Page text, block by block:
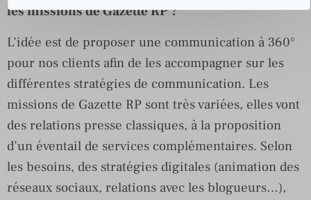
les missions de Gazette RP ?
L’idée est de proposer une communication à 360°
pour nos clients afin de les accompagner sur les
différentes stratégies de communication. Les
missions de Gazette RP sont très variées, elles vont
des relations presse classiques, à la proposition
d’un éventail de services complémentaires. Selon
les besoins, des stratégies digitales (animation des
réseaux sociaux, relations avec les blogueurs…),